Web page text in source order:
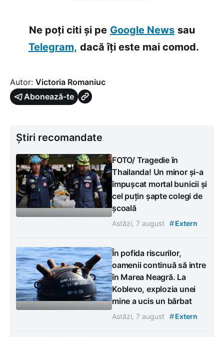
Ne poți citi și pe Google News sau
Telegram, dacă îți este mai comod.
Autor: Victoria Romaniuc
Abonează-te
Știri recomandate
FOTO/ Tragedie în
Thailanda! Un minor și-a
împușcat mortal bunicii și
cel puțin șapte colegi de
școală
Astăzi, 7 august #Extern
În pofida riscurilor,
oamenii continuă să intre
în Marea Neagră. La
Koblevo, explozia unei
mine a ucis un bărbat
Astăzi, 7 august #Extern